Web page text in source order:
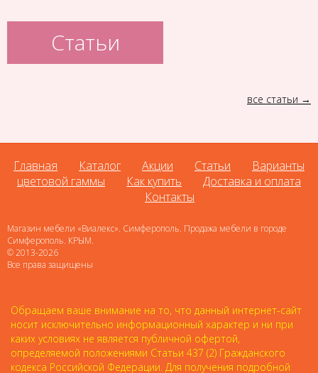
Статьи
все статьи
Главная Каталог Акции Статьи
Варианты
цветовой гаммы
Как купить
Доставка и оплата
Контакты
Магазин мебели «Виалекс». Симферополь. Продажа мебели в городе
Симферополь. КРЫМ.
© 2013-2026
Все права защищены
Обращаем ваше внимание на то, что данный интернет-сайт
носит исключительно информационный характер и ни при
каких условиях не является публичной офертой,
определяемой положениями Статьи 437 (2) Гражданского
кодекса Российской Федерации. Для получения подробной